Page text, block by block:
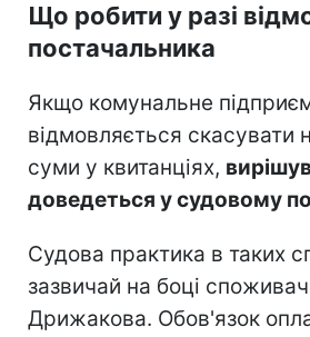
Що робити у разі
постачальника
Якщо комунальне
відмовляється скасувати
суми у квитанціях,
доведеться у судовому
Судова практика в таких
зазвичай на боці
Дрижакова. Обов'язок